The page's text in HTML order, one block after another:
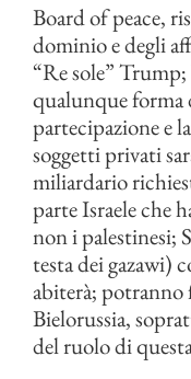
Board of peace,
dominio e degli
“Re sole”
qualunque forma
partecipazione e
soggetti privati
miliardario
parte Israele che
non i palestinesi;
testa dei gazawi)
abiterà; potranno
Bielorussia,
del ruolo di